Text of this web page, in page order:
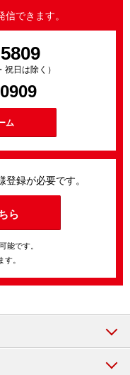
できます。
日は除く）
ム
録が必要です。
ら
能です。
す。